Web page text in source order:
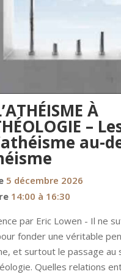
À
–
au-
5 décembre 2026
14:00 à 16:30
par Eric Lowen - Il ne
fonder une véritable
et surtout le passage au
Quelles relations